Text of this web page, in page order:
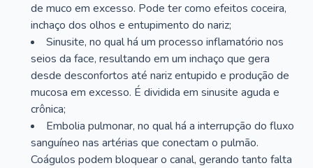
de muco em excesso. Pode ter como efeitos coceira,
inchaço dos olhos e entupimento do nariz;
Sinusite, no qual há um processo inflamatório nos
seios da face, resultando em um inchaço que gera
desde desconfortos até nariz entupido e produção de
mucosa em excesso. É dividida em sinusite aguda e
crônica;
Embolia pulmonar, no qual há a interrupção do fluxo
sanguíneo nas artérias que conectam o pulmão.
Coágulos podem bloquear o canal, gerando tanto falta